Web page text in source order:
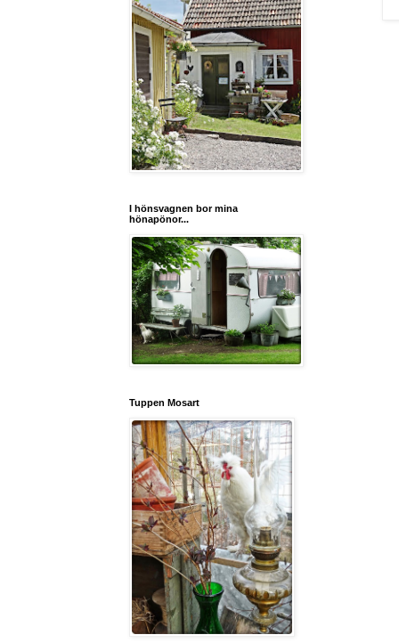
I hönsvagnen bor mina
hönapönor...
Tuppen Mosart